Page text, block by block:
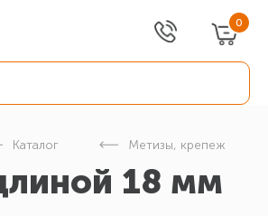
0
Каталог Метизы, крепеж
18 мм